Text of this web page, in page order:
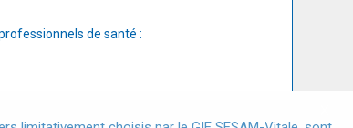
de santé :